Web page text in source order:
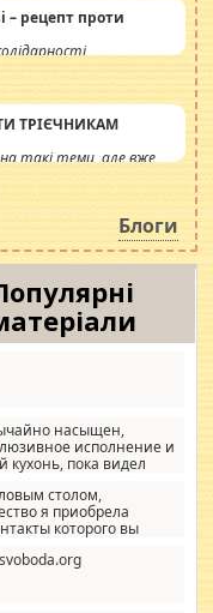
– рецепт проти
ТРІЄЧНИКАМ
такі теми, але вже
інсенуації
Штучно
катастрофа.
Блоги
насыщен,
исполнение и
пока видел
и что главное -
удорожающих
столом,
я приобрела
которого вы